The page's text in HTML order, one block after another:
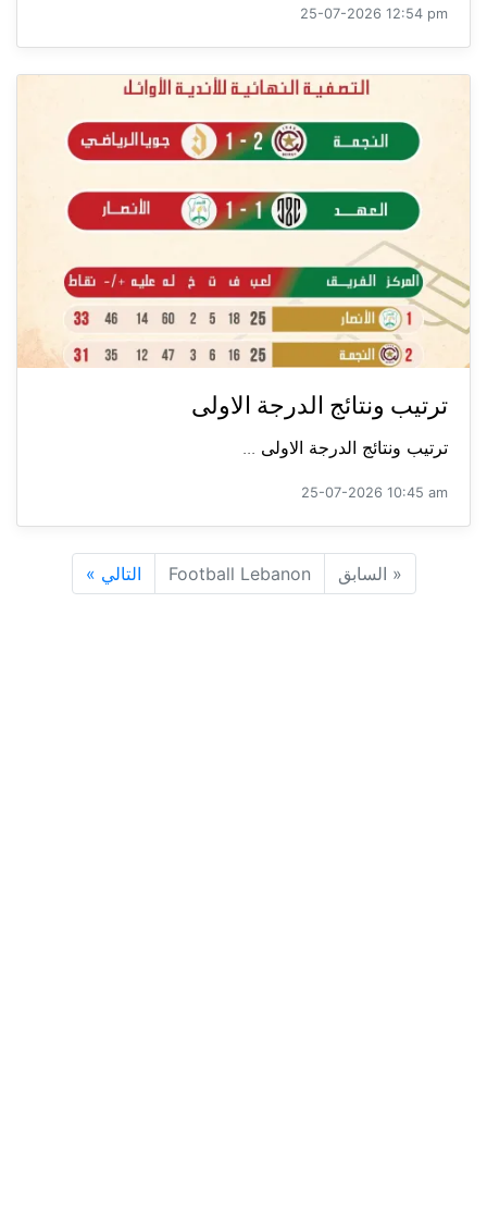
25-07-2026 12:54 pm
ترتيب ونتائج الدرجة الاولى
ترتيب ونتائج الدرجة الاولى ...
25-07-2026 10:45 am
« السابق Football Lebanon التالي »